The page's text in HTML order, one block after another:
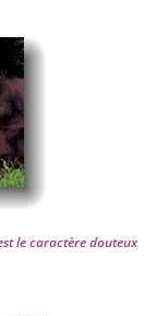
le carac­tère dou­teux